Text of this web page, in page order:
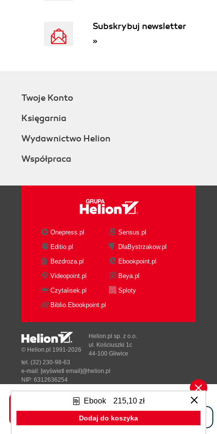
Ebook 215,10 zł
Dodaj do koszyka
Subskrybuj newsletter
»
Twoje Konto
Księgarnia
Wydawnictwo Helion
Współpraca
Onepress.pl
Sensus.pl
Editio.pl
DlaBystrzakow.pl
Bezdroza.pl
Ebookpoint.pl
Videopoint.pl
Beya.pl
Czytalisek.pl
Sploty
Biblio.Ebookpoint.pl
Tonik.pl
© Helion.pl 1991-2026
Helion.pl sp. z o.o.
ul. Kościuszki 1c
44-100 Gliwice
tel. (32) 230-98-63
e-mail: [wyświetl email]@helion.pl
NIP: 6312636254